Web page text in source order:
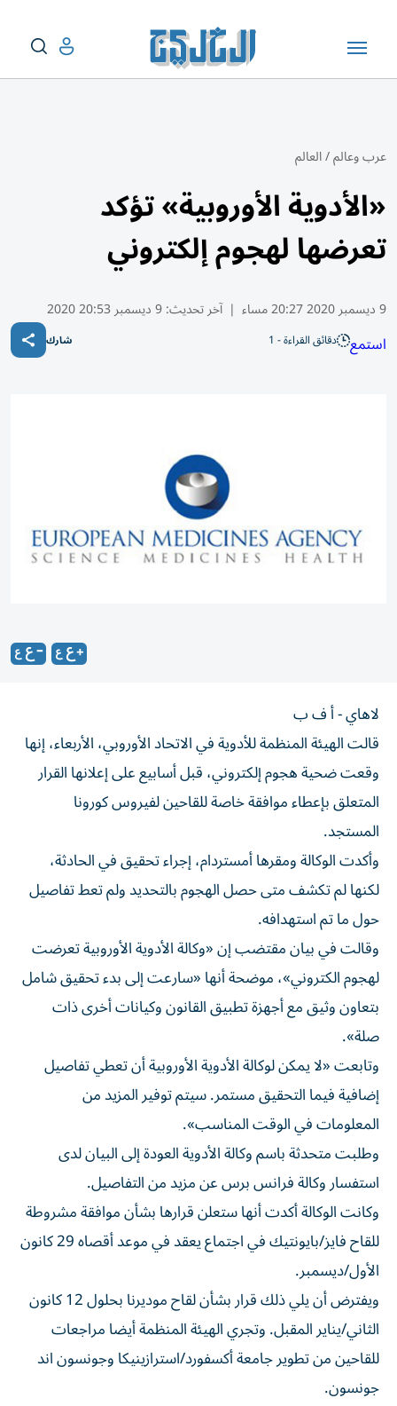
عرب وعالم/العالم
«الأدوية الأوروبية» تؤكد
تعرضها لهجوم إلكتروني
9 ديسمبر 2020 20:27 مساء | آخر تحديث:9 ديسمبر 20:53 2020
استمع دقائق القراءة - 1 شارك
لاهاي - أ ف ب
قالت الهيئة المنظمة للأدوية في الاتحاد الأوروبي، الأربعاء، إنها
وقعت ضحية هجوم إلكتروني، قبل أسابيع على إعلانها القرار
المتعلق بإعطاء موافقة خاصة للقاحين لفيروس كورونا
المستجد.
وأكدت الوكالة ومقرها أمستردام، إجراء تحقيق في الحادثة،
لكنها لم تكشف متى حصل الهجوم بالتحديد ولم تعط تفاصيل
حول ما تم استهدافه.
وقالت في بيان مقتضب إن «وكالة الأدوية الأوروبية تعرضت
لهجوم الكتروني»، موضحة أنها «سارعت إلى بدء تحقيق شامل
بتعاون وثيق مع أجهزة تطبيق القانون وكيانات أخرى ذات
صلة».
وتابعت «لا يمكن لوكالة الأدوية الأوروبية أن تعطي تفاصيل
إضافية فيما التحقيق مستمر. سيتم توفير المزيد من
المعلومات في الوقت المناسب».
وطلبت متحدثة باسم وكالة الأدوية العودة إلى البيان لدى
استفسار وكالة فرانس برس عن مزيد من التفاصيل.
وكانت الوكالة أكدت أنها ستعلن قرارها بشأن موافقة مشروطة
للقاح فايز/بايونتيك في اجتماع يعقد في موعد أقصاه 29 كانون
الأول/ديسمبر.
ويفترض أن يلي ذلك قرار بشأن لقاح موديرنا بحلول 12 كانون
الثاني/يناير المقبل. وتجري الهيئة المنظمة أيضا مراجعات
للقاحين من تطوير جامعة أكسفورد/استرازينيكا وجونسون اند
جونسون.